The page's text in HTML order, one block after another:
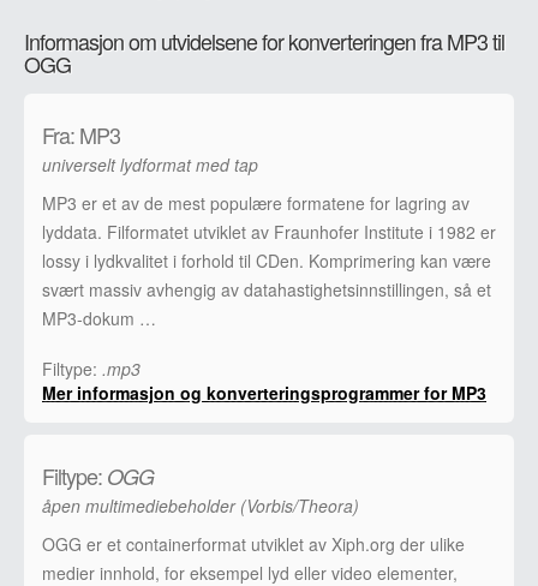
Informasjon om utvidelsene for konverteringen fra MP3 til
OGG
Fra: MP3
universelt lydformat med tap
MP3 er et av de mest populære formatene for lagring av
lyddata. Filformatet utviklet av Fraunhofer Institute i 1982 er
lossy i lydkvalitet i forhold til CDen. Komprimering kan være
svært massiv avhengig av datahastighetsinnstillingen, så et
MP3-dokum …
Filtype: .mp3
Mer informasjon og konverteringsprogrammer for MP3
Filtype: OGG
åpen multimediebeholder (Vorbis/Theora)
OGG er et containerformat utviklet av Xiph.org der ulike
medier innhold, for eksempel lyd eller video elementer,